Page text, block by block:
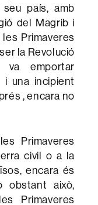
país, amb
del Magrib i
Primaveres
la Revolució
va emportar
i una incipient
, encara no
Primaveres
civil o a la
encara és
obstant això,
Primaveres